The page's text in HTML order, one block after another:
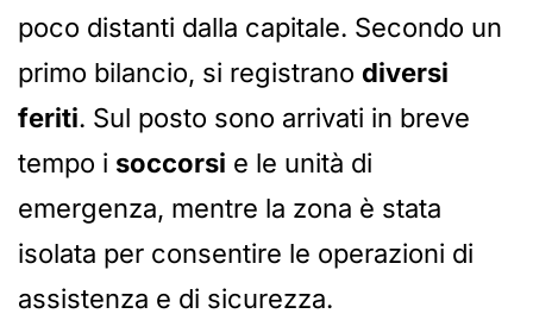
poco distanti dalla capitale. Secondo un
primo bilancio, si registrano diversi
feriti. Sul posto sono arrivati in breve
tempo i soccorsi e le unità di
emergenza, mentre la zona è stata
isolata per consentire le operazioni di
assistenza e di sicurezza.